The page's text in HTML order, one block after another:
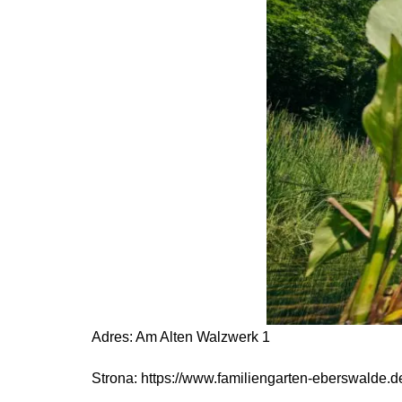
Adres: Am Alten Walzwerk 1
Strona: https://www.familiengarten-